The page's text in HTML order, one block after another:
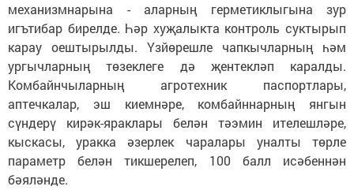
механизмнарына - аларның герметиклыгына зур
игътибар бирелде. Һәр хуҗалыкта контроль суктырып
карау оештырылды. Үзйөрешле чапкычларның һәм
ургычларның төзеклеге дә җентекләп каралды.
Комбайнчыларның агротехник паспортлары,
аптечкалар, эш киемнәре, комбайннарның янгын
сүндерү кирәк-яраклары белән тәэмин ителешләре,
кыскасы, уракка әзерлек чаралары уналты төрле
параметр белән тикшерелеп, 100 балл исәбеннән
бәяләнде.